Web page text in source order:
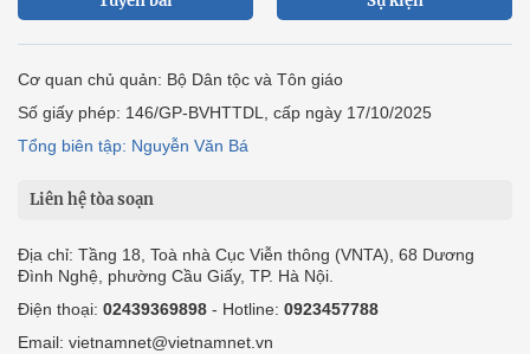
Cơ quan chủ quản: Bộ Dân tộc và Tôn giáo
Số giấy phép: 146/GP-BVHTTDL, cấp ngày 17/10/2025
Tổng biên tập: Nguyễn Văn Bá
Liên hệ tòa soạn
Địa chỉ: Tầng 18, Toà nhà Cục Viễn thông (VNTA), 68 Dương
Đình Nghệ, phường Cầu Giấy, TP. Hà Nội.
Điện thoại: 02439369898 - Hotline: 0923457788
Email: vietnamnet@vietnamnet.vn